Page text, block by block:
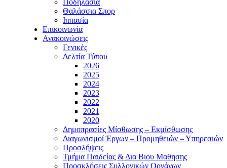
Ποδηλασία
Θαλάσσια Σπορ
Ιππασία
Επικοινωνία
Ανακοινώσεις
Γενικές
Δελτία Τύπου
2026
2025
2024
2023
2022
2021
2020
Δημοπρασίες Μίσθωσης – Εκμίσθωσης
Διαγωνισμοί Έργων – Προμηθειών – Υπηρεσιών
Προσλήψεις
Τμήμα Παιδείας & Δια Βιου Μαθησης
Προσκλήσεις Συλλογικών Οργάνων